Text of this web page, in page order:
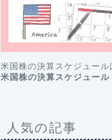
米国株の決算スケジュール
米国株の決算スケジュール
人気の記事